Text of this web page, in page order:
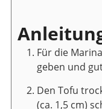
Für die
geben und
Den Tofu
(ca. 1,5 cm)